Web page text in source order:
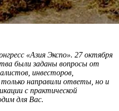
«Азия Экспо». 27 октября
были заданы вопросы от
инвесторов,
направили ответы, но и
с практической
для Вас.